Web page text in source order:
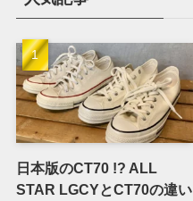
日本版のCT70 !? ALL
STAR LGCYとCT70の違い